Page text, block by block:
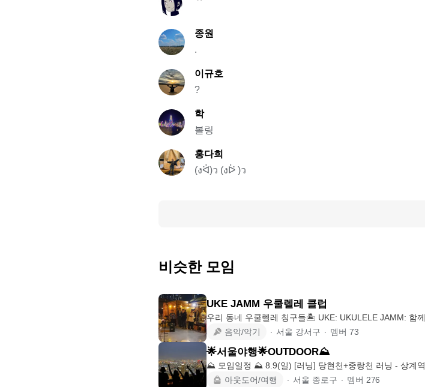
종원
.
이규호
?
학
볼링
홍다희
(งᐛ)ว (งᐖ )ว
비슷한 모임
UKE JAMM 우쿨렐레 클럽
우리 동네 우쿨렐레 칭구들🏝️ UKE: UKULELE JAMM: 함께
음악/악기
∙ 서울 강서구 ∙ 멤버 73
🌟서울야행🌟OUTDOOR⛰️
⛰️ 모임일정 ⛰️ 8.9(일) [러닝] 당현천+중랑천 러닝 - 상계역
아웃도어/여행
∙ 서울 종로구 ∙ 멤버 276